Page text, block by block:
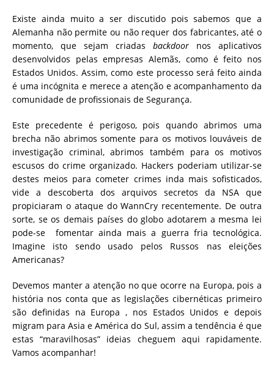
Existe ainda muito a ser discutido pois sabemos que a
Alemanha não permite ou não requer dos fabricantes, até o
momento, que sejam criadas backdoor nos aplicativos
desenvolvidos pelas empresas Alemãs, como é feito nos
Estados Unidos. Assim, como este processo será feito ainda
é uma incógnita e merece a atenção e acompanhamento da
comunidade de profissionais de Segurança.
Este precedente é perigoso, pois quando abrimos uma
brecha não abrimos somente para os motivos louváveis de
investigação criminal, abrimos também para os motivos
escusos do crime organizado. Hackers poderiam utilizar-se
destes meios para cometer crimes inda mais sofisticados,
vide a descoberta dos arquivos secretos da NSA que
propiciaram o ataque do WannCry recentemente. De outra
sorte, se os demais países do globo adotarem a mesma lei
pode-se fomentar ainda mais a guerra fria tecnológica.
Imagine isto sendo usado pelos Russos nas eleições
Americanas?
Devemos manter a atenção no que ocorre na Europa, pois a
história nos conta que as legislações cibernéticas primeiro
são definidas na Europa , nos Estados Unidos e depois
migram para Asia e América do Sul, assim a tendência é que
estas “maravilhosas” ideias cheguem aqui rapidamente.
Vamos acompanhar!